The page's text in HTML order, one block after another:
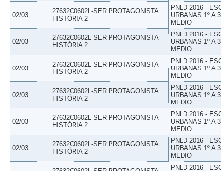
02/03
27632C0602L-SER PROTAGONISTA
HISTÓRIA 2
PNLD 2016 -
URBANAS 1º A
MEDIO
02/03
27632C0602L-SER PROTAGONISTA
HISTÓRIA 2
PNLD 2016 -
URBANAS 1º A
MEDIO
02/03
27632C0602L-SER PROTAGONISTA
HISTÓRIA 2
PNLD 2016 -
URBANAS 1º A
MEDIO
02/03
27632C0602L-SER PROTAGONISTA
HISTÓRIA 2
PNLD 2016 -
URBANAS 1º A
MEDIO
02/03
27632C0602L-SER PROTAGONISTA
HISTÓRIA 2
PNLD 2016 -
URBANAS 1º A
MEDIO
02/03
27632C0602L-SER PROTAGONISTA
HISTÓRIA 2
PNLD 2016 -
URBANAS 1º A
MEDIO
PNLD 2016 -